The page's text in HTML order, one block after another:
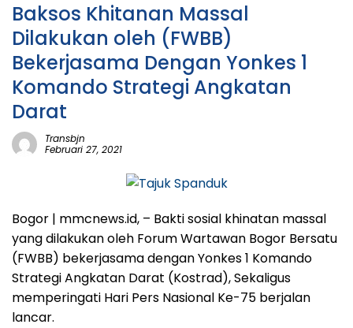
Baksos Khitanan Massal
Dilakukan oleh (FWBB)
Bekerjasama Dengan Yonkes 1
Komando Strategi Angkatan
Darat
Transbjn
Februari 27, 2021
Bogor | mmcnews.id, – Bakti sosial khinatan massal
yang dilakukan oleh Forum Wartawan Bogor Bersatu
(FWBB) bekerjasama dengan Yonkes 1 Komando
Strategi Angkatan Darat (Kostrad), Sekaligus
memperingati Hari Pers Nasional Ke-75 berjalan
lancar.